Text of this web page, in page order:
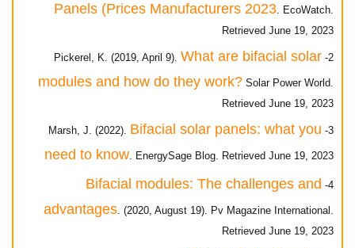
Panels (Prices Manufacturers 2023. EcoWatch.
Retrieved June 19, 2023
2- Pickerel, K. (2019, April 9).
What are bifacial solar
modules and how do they work? Solar Power World.
Retrieved June 19, 2023
3- Marsh, J. (2022).
Bifacial solar panels: what you
need to know. EnergySage Blog. Retrieved June 19, 2023
4-
Bifacial modules: The challenges and
advantages. (2020, August 19). Pv Magazine International.
Retrieved June 19, 2023